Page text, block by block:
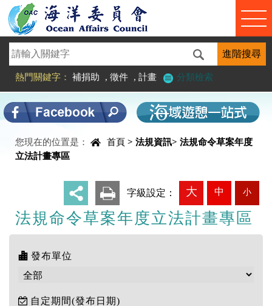
進入內容區塊
熱門關鍵字： 補捐助 , 徵件 , 計畫 分類檢索
您現在的位置是： 首頁 > 法規資訊> 法規命令草案年度
立法計畫專區
字級設定： 大 中 小
法規命令草案年度立法計畫專區
中央內容區塊
發布單位
自定期間(發布日期)